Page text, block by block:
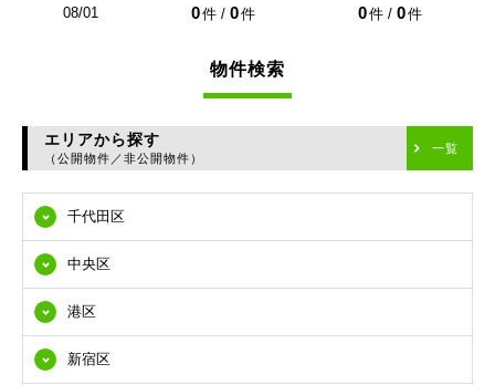
08/01 0件 / 0件 0件 / 0件
物件検索
エリアから探す
（公開物件／非公開物件）
一覧
千代田区
中央区
港区
新宿区